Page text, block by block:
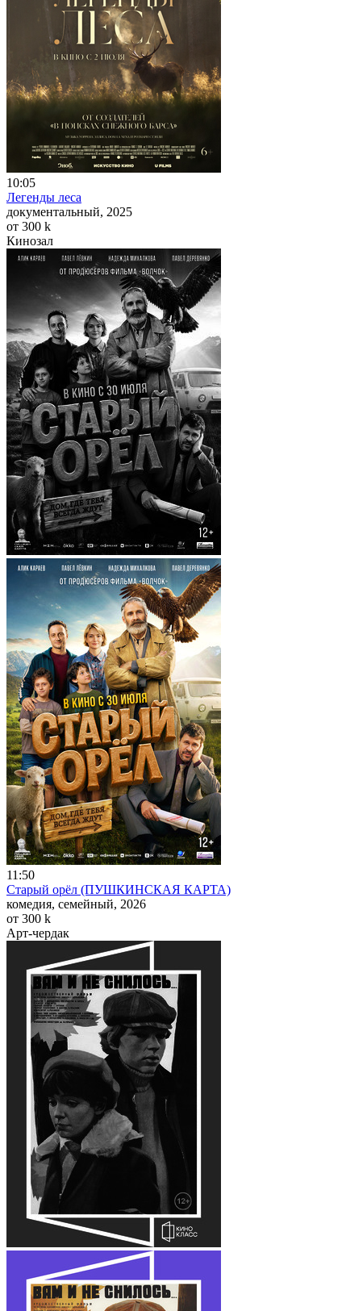
10:05
Легенды леса
документальный, 2025
от 300 k
Кинозал
11:50
Старый орёл (ПУШКИНСКАЯ КАРТА)
комедия, семейный, 2026
от 300 k
Арт-чердак